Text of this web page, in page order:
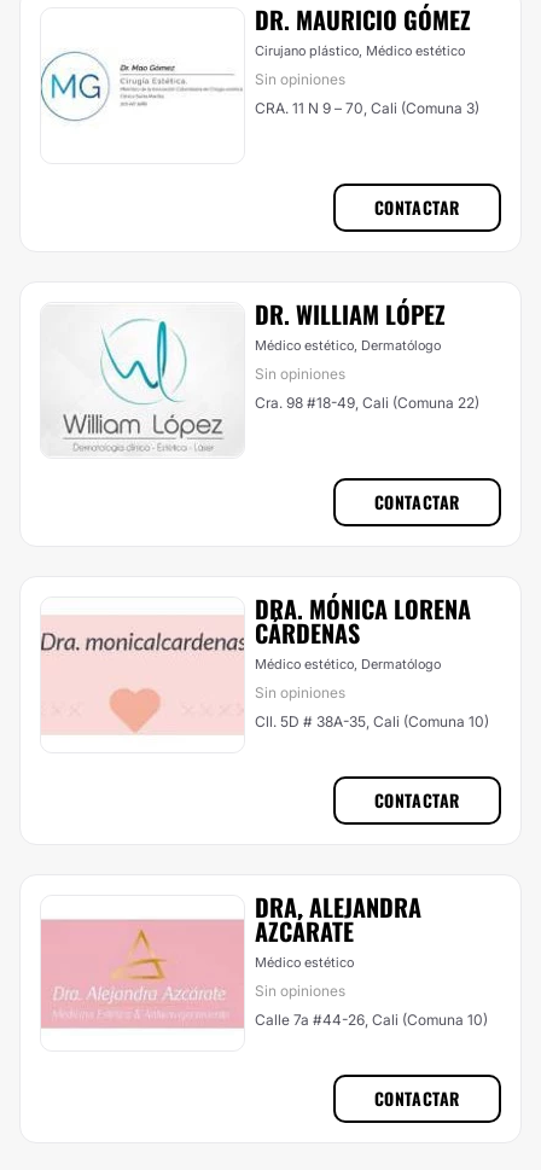
DR. MAURICIO GÓMEZ
Cirujano plástico, Médico estético
Sin opiniones
CRA. 11 N 9 – 70, Cali (Comuna 3)
CONTACTAR
DR. WILLIAM LÓPEZ
Médico estético, Dermatólogo
Sin opiniones
Cra. 98 #18-49, Cali (Comuna 22)
CONTACTAR
DRA. MÓNICA LORENA
CÁRDENAS
Médico estético, Dermatólogo
Sin opiniones
Cll. 5D # 38A-35, Cali (Comuna 10)
CONTACTAR
DRA. ALEJANDRA
AZCÁRATE
Médico estético
Sin opiniones
Calle 7a #44-26, Cali (Comuna 10)
CONTACTAR